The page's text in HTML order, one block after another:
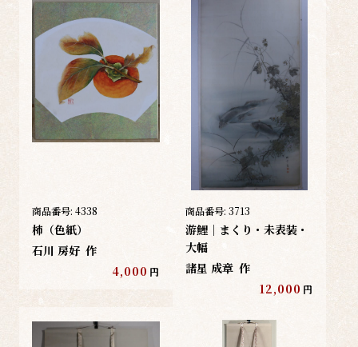
商品番号: 4338
柿（色紙）
石川 房好 作
4,000 円
商品番号: 3713
游鯉｜まくり・未表装・
大幅
諸星 成章 作
12,000 円